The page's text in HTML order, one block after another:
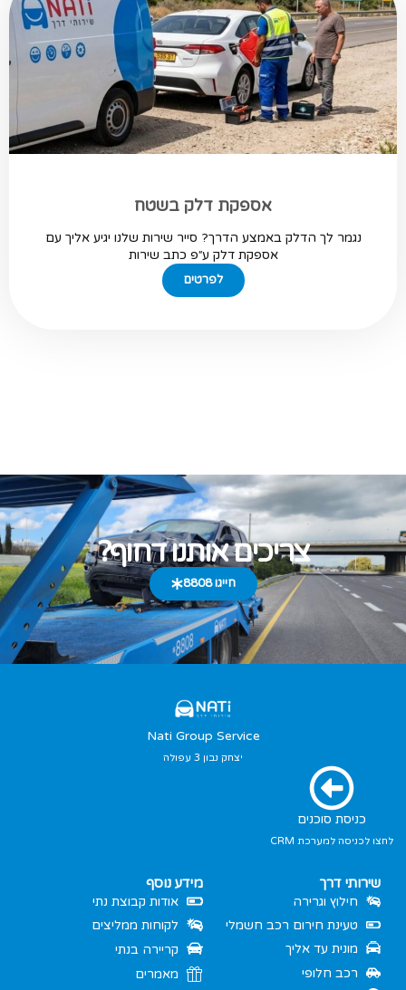
אספקת דלק בשטח
נגמר לך הדלק באמצע הדרך? סייר שירות שלנו יגיע אליך עם
אספקת דלק ע״פ כתב שירות
לפרטים
צריכים אותנו דחוף?
חייגו 8808
Nati Group Service
יצחק נבון 3 עפולה
כניסת סוכנים
לחצו לכניסה למערכת CRM
שירותי דרך
חילוץ וגרירה
טעינת חירום רכב חשמלי
מונית עד אליך
רכב חלופי
מידע נוסף
אודות קבוצת נתי
לקוחות ממליצים
קריירה בנתי
מאמרים